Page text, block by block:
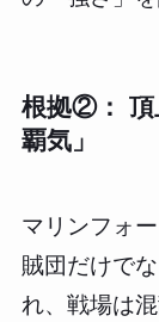
根拠②： 頂
覇気」
マリンフォ
賊団だけで
れ、戦場は